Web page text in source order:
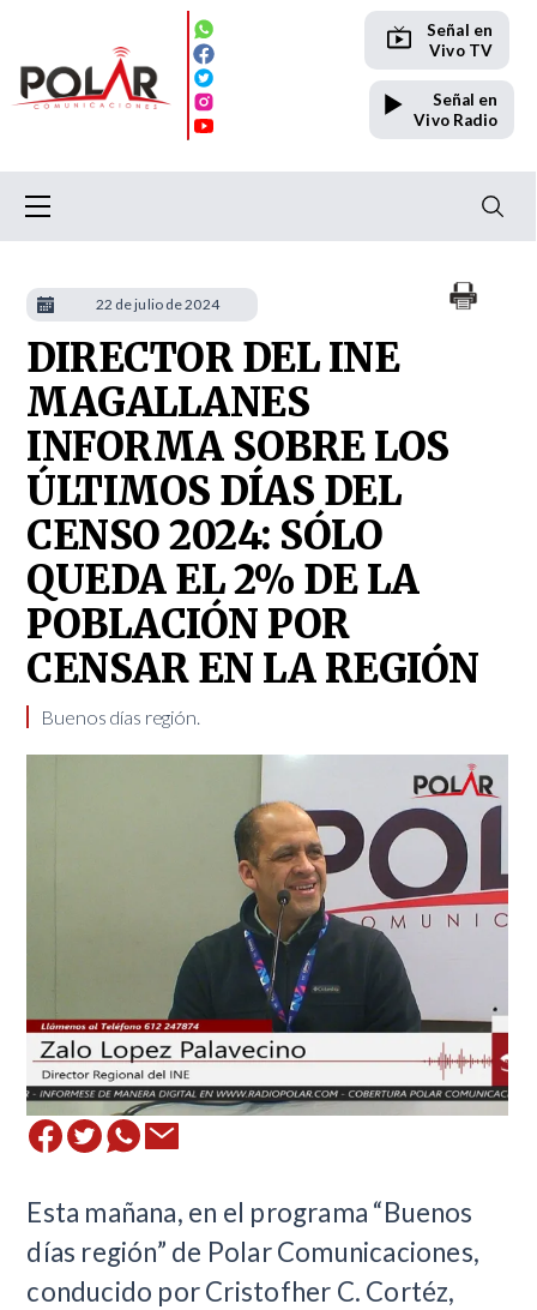
Señal en
Vivo TV
Señal en
Vivo Radio
DIRECTOR DEL INE
MAGALLANES
INFORMA SOBRE LOS
ÚLTIMOS DÍAS DEL
CENSO 2024: SÓLO
QUEDA EL 2% DE LA
POBLACIÓN POR
CENSAR EN LA REGIÓN
Buenos días región.
​Esta mañana, en el programa “Buenos
días región” de Polar Comunicaciones,
conducido por Cristofher C. Cortéz,
22 de julio de 2024